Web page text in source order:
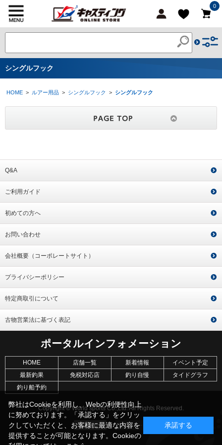
0
シングルフック
HOME > ルアー用品 > シングルフック > シングルフック
Q&A
ご利用ガイド
初めての方へ
お問い合わせ
会社概要（コーポレートサイト）
プライバシーポリシー
特定商取引について
古物営業法に基づく表記
ポータルインフォメーション
HOME 店舗一覧 新着情報
イベント予定
最新釣果
免税対応店 釣り自慢
タイドグラフ
釣り船予約
Copyright © World sports Co.,Ltd. All Rights Reserved.
弊社はCookieを利用し、Webの利便性向上
に努めております。「承認する」をクリッ
クしていただくと、お客様に最適な内容を
提供することが可能となります。Cookieの
承諾する